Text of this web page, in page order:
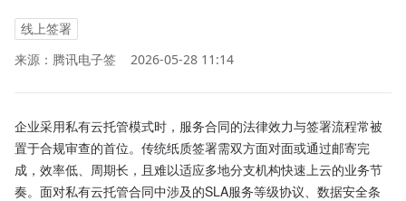
线上签署
来源：腾讯电子签
2026-05-28 11:14
企业采用私有云托管模式时，服务合同的法律效力与签署流程常被
置于合规审查的首位。传统纸质签署需双方面对面或通过邮寄完
成，效率低、周期长，且难以适应多地分支机构快速上云的业务节
奏。面对私有云托管合同中涉及的SLA服务等级协议、数据安全条